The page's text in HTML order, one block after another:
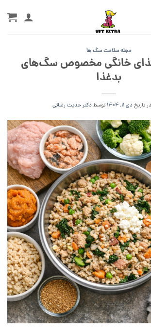
مجله سلامت سگ ها
خانگی مخصوص سگ‌های
بدغذا
تاریخدی 11, 1404 توسطدکتر حدیث رضائی